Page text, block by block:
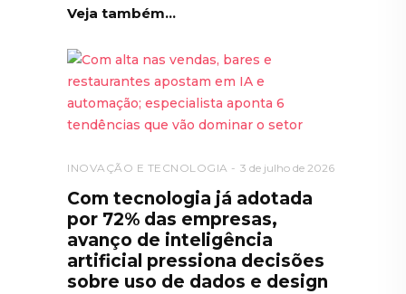
Veja também...
INOVAÇÃO E TECNOLOGIA 3 de julho de 2026
Com tecnologia já adotada
por 72% das empresas,
avanço de inteligência
artificial pressiona decisões
sobre uso de dados e design